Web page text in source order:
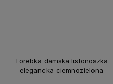
Torebka damska listonoszka
elegancka ciemnozielona